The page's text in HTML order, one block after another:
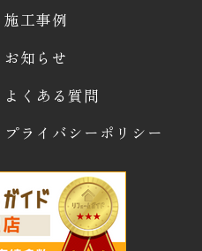
施工事例
お知らせ
よくある質問
プライバシーポリシー